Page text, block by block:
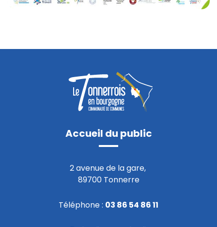
Accueil du public
2 avenue de la gare,
89700 Tonnerre
Téléphone : 03 86 54 86 11